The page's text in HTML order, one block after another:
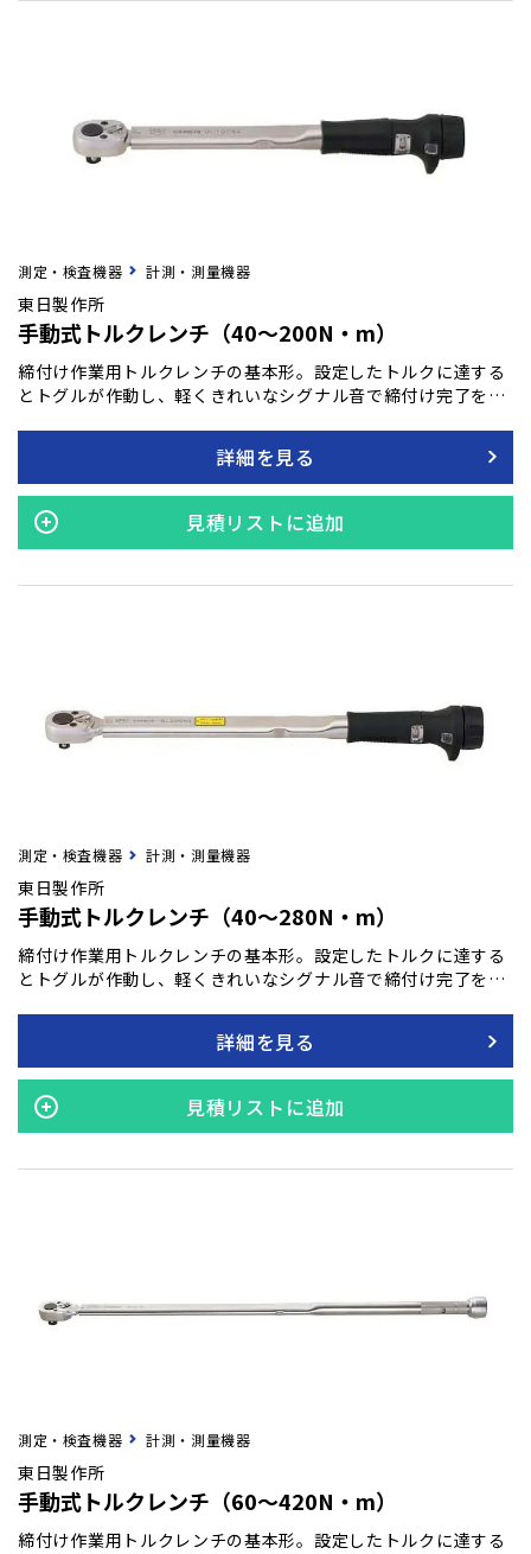
測定・検査機器 計測・測量機器
東日製作所
手動式トルクレンチ（40～200N・m）
締付け作業用トルクレンチの基本形。設定したトルクに達する
とトグルが作動し、軽くきれいなシグナル音で締付け完了を感
詳細を見る
見積リストに追加
測定・検査機器 計測・測量機器
東日製作所
手動式トルクレンチ（40～280N・m）
締付け作業用トルクレンチの基本形。設定したトルクに達する
とトグルが作動し、軽くきれいなシグナル音で締付け完了を感
詳細を見る
見積リストに追加
測定・検査機器 計測・測量機器
東日製作所
手動式トルクレンチ（60～420N・m）
締付け作業用トルクレンチの基本形。設定したトルクに達する